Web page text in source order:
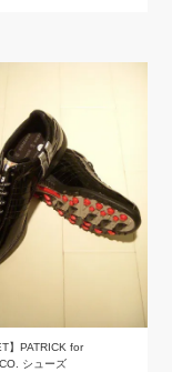
】PATRICK for
シューズ